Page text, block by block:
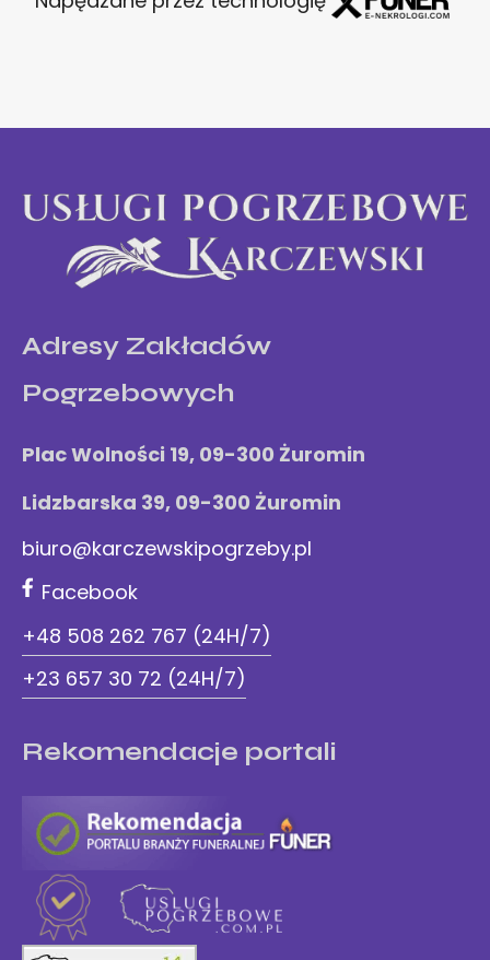
Adresy Zakładów
Pogrzebowych
Plac Wolności 19, 09-300 Żuromin
Lidzbarska 39, 09-300 Żuromin
biuro@karczewskipogrzeby.pl
Facebook
+48 508 262 767 (24H/7)
+23 657 30 72 (24H/7)
Rekomendacje portali